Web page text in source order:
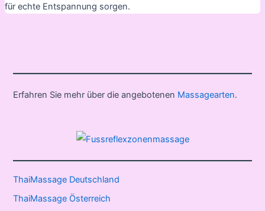
für echte Entspannung sorgen.
Erfahren Sie mehr über die angebotenen Massagearten.
ThaiMassage Deutschland
ThaiMassage Österreich